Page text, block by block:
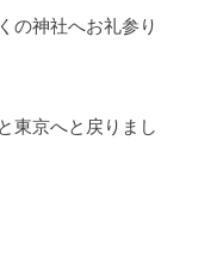
の神社へお礼参り
東京へと戻りまし